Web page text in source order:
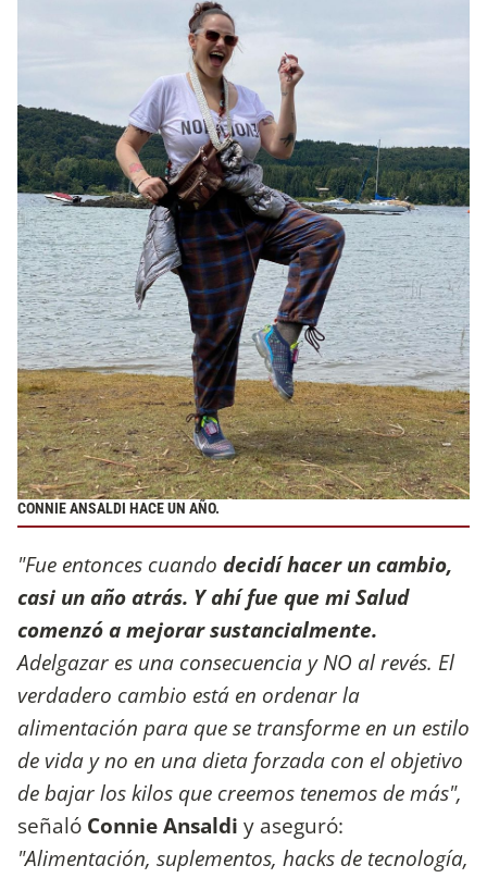
CONNIE ANSALDI HACE UN AÑO.
"Fue entonces cuando decidí hacer un cambio,
casi un año atrás. Y ahí fue que mi Salud
comenzó a mejorar sustancialmente.
Adelgazar es una consecuencia y NO al revés. El
verdadero cambio está en ordenar la
alimentación para que se transforme en un estilo
de vida y no en una dieta forzada con el objetivo
de bajar los kilos que creemos tenemos de más",
señaló Connie Ansaldi y aseguró:
"Alimentación, suplementos, hacks de tecnología,